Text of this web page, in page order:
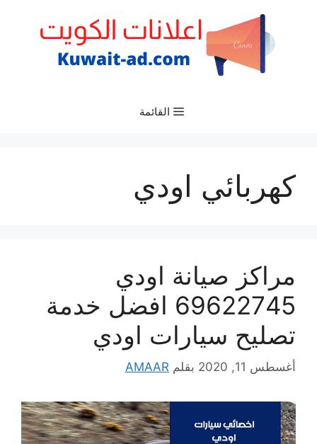
القائمة
كهربائي اودي
مراكز صيانة اودي
69622745 افضل خدمة
تصليح سيارات اودي
أغسطس 11, 2020 بقلم AMAAR